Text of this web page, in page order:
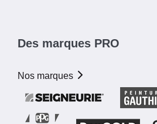
Des marques PRO
Nos marques